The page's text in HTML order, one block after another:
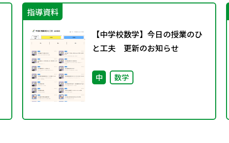
指導資料
【中学校数学】今日の授業のひ
と工夫 更新のお知らせ
中 数学